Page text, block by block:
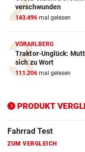
verschwunden
143.496 mal gelesen
VORARLBERG
Traktor-Unglück:
sich zu Wort
111.206 mal gelesen
PRODUKT
E-Bike Vergleich
ZUM VERGLEICH
Elektro-Scooter
ZUM VERGLEICH
ZUM VERGLEICH
ZUM VERGLEICH